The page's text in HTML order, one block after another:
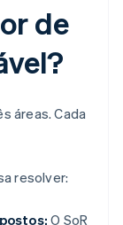
de
áreas. Cada
resolver:
O SoR